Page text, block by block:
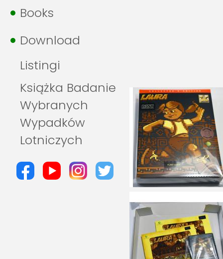
Books
Download
Listingi
Książka Badanie
Wybranych
Wypadków
Lotniczych